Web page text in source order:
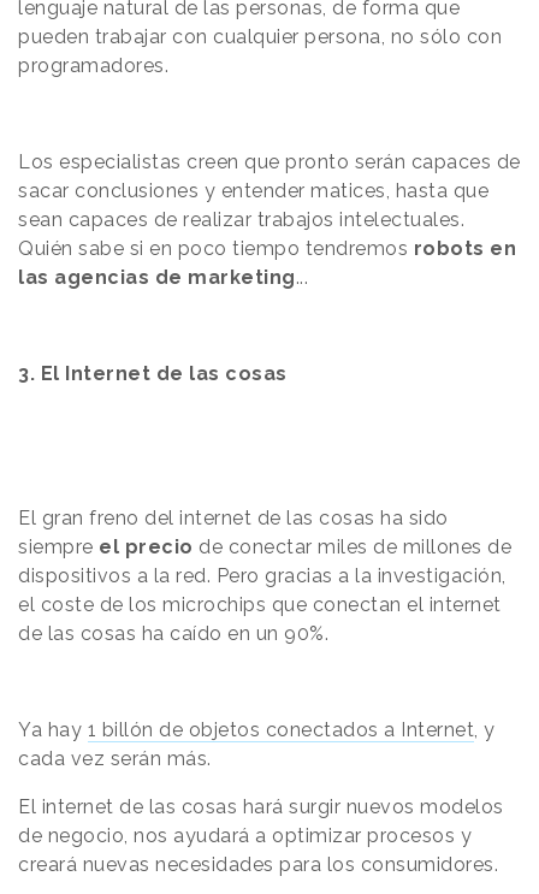
lenguaje natural de las personas, de forma que
pueden trabajar con cualquier persona, no sólo con
programadores.
Los especialistas creen que pronto serán capaces de
sacar conclusiones y entender matices, hasta que
sean capaces de realizar trabajos intelectuales.
Quién sabe si en poco tiempo tendremos robots en
las agencias de marketing...
3. El Internet de las cosas
El gran freno del internet de las cosas ha sido
siempre el precio de conectar miles de millones de
dispositivos a la red. Pero gracias a la investigación,
el coste de los microchips que conectan el internet
de las cosas ha caído en un 90%.
Ya hay 1 billón de objetos conectados a Internet , y
cada vez serán más.
El internet de las cosas hará surgir nuevos modelos
de negocio, nos ayudará a optimizar procesos y
creará nuevas necesidades para los consumidores.